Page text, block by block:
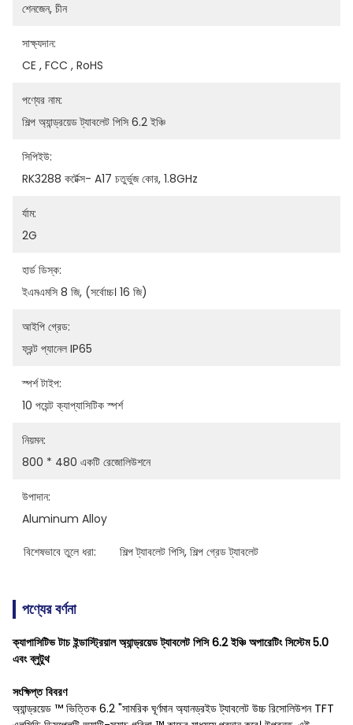
শেনজেন, চীন
সাক্ষ্যদান:
CE , FCC , RoHS
পণ্যের নাম:
শিল্প অ্যান্ড্রয়েড ট্যাবলেট পিসি 6.2 ইঞ্চি
সিপিইউ:
RK3288 কর্টেক্স- A17 চতুর্ভুজ কোর, 1.8GHz
র্যাম:
2G
হার্ড ডিস্ক:
ইএমএমসি 8 জি, (সর্বোচ্চ। 16 জি)
আইপি গ্রেড:
ফ্রন্ট প্যানেল IP65
স্পর্শ টাইপ:
10 পয়েন্ট ক্যাপ্যাসিটিক স্পর্শ
নিয়মন:
800 * 480 একটি রেজোলিউশনে
উপাদান:
Aluminum Alloy
বিশেষভাবে তুলে ধরা: শিল্প ট্যাবলেট পিসি, শিল্প গ্রেড ট্যাবলেট
পণ্যের বর্ণনা
ক্যাপাসিটিভ টাচ ইন্ডাস্ট্রিয়াল অ্যান্ড্রয়েড ট্যাবলেট পিসি 6.2 ইঞ্চি অপারেটিং সিস্টেম 5.0
এবং ব্লুটুথ
সংক্ষিপ্ত বিবরণ
অ্যান্ড্রয়েড ™ ভিত্তিক 6.2 "সামরিক ঘূর্ণমান অ্যানড্রইড ট্যাবলেট উচ্চ রিসোলিউশন TFT